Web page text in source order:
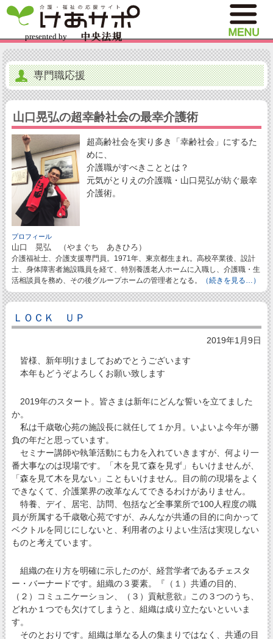
専門職応援
山口晃弘の超幸齢社会の最幸介護術
超高齢社会を実り多き「幸齢社会」にするた
めに、
介護職がすべきこととは？
元気がとりえの介護職・山口晃弘が紡ぐ最幸
介護術。
プロフィール
山口 晃弘 （やまぐち あきひろ）
介護福祉士、介護支援専門員。1971年、東京都生まれ。高校卒業後、設計
士、身体障害者施設職員を経て、特別養護老人ホームに入職し、介護職・生
活相談員を務め、その後グループホームの管理者となる。
（続きを見る…）
ＬＯＣＫ ＵＰ
2019年1月9日
皆様、新年明けましておめでとうございます
本年もどうぞよろしくお願い致します
2019年のスタート。皆さまは新年にどんな誓いを立てました
か。
私は千歳敬心苑の施設長に就任して１か月。いよいよ今年が勝
負の年だと思っています。
セミナー講師や執筆活動にも力を入れていきますが、何より一
番大事なのは現場です。「木を見て森を見ず」もいけませんが、
「森を見て木を見ない」こともいけません。目の前の現場をよく
できなくて、介護業界の改革なんてできるわけがありません。
特養、デイ、居宅、訪問、包括など全事業所で100人程度の職
員が所属する千歳敬心苑ですが、みんなが共通の目的に向かって
ベクトルを同じにしないと、利用者のよりよい生活は実現しない
ものと考えています。
組織の在り方を明確に示したのが、経営学者であるチェスタ
ー・バーナードです。組織の３要素。『（１）共通の目的、
（２）コミュニケーション、（３）貢献意欲』この３つのうち、
どれか１つでも欠けてしまうと、組織は成り立たないといいま
す。
そのとおりです。組織は単なる人の集まりではなく、共通の目